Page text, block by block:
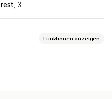
X
Funktionen anzeigen